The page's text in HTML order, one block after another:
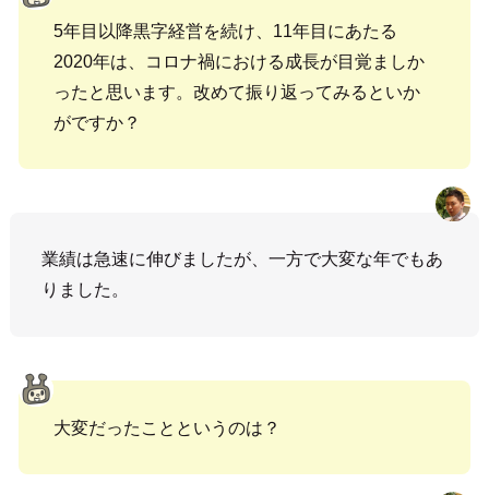
5年目以降黒字経営を続け、11年目にあたる
2020年は、コロナ禍における成長が目覚ましか
ったと思います。改めて振り返ってみるといか
がですか？
業績は急速に伸びましたが、一方で大変な年でもあ
りました。
大変だったことというのは？